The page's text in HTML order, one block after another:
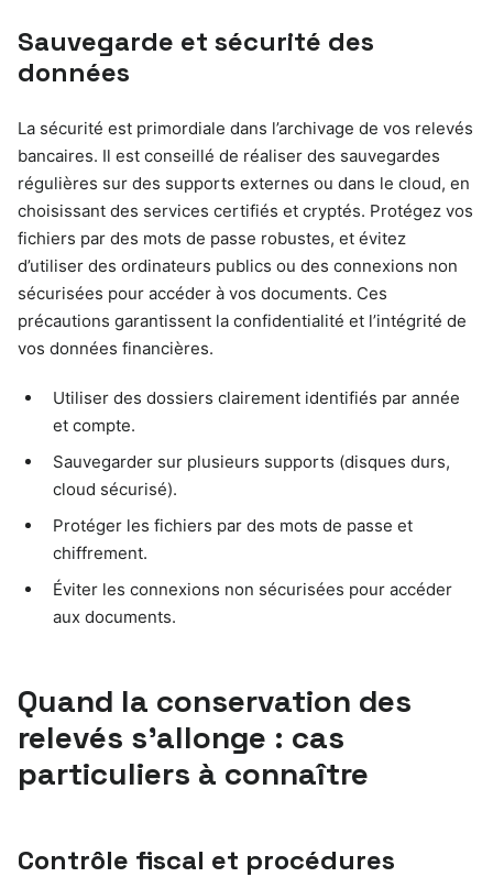
Sauvegarde et sécurité des
données
La sécurité est primordiale dans l’archivage de vos relevés
bancaires. Il est conseillé de réaliser des sauvegardes
régulières sur des supports externes ou dans le cloud, en
choisissant des services certifiés et cryptés. Protégez vos
fichiers par des mots de passe robustes, et évitez
d’utiliser des ordinateurs publics ou des connexions non
sécurisées pour accéder à vos documents. Ces
précautions garantissent la confidentialité et l’intégrité de
vos données financières.
Utiliser des dossiers clairement identifiés par année
et compte.
Sauvegarder sur plusieurs supports (disques durs,
cloud sécurisé).
Protéger les fichiers par des mots de passe et
chiffrement.
Éviter les connexions non sécurisées pour accéder
aux documents.
Quand la conservation des
relevés s’allonge : cas
particuliers à connaître
Contrôle fiscal et procédures